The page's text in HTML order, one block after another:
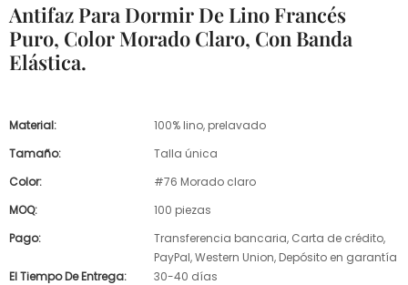
Antifaz Para Dormir De Lino Francés
Puro, Color Morado Claro, Con Banda
Elástica.
Material:
100% lino, prelavado
Tamaño:
Talla única
Color:
#76 Morado claro
MOQ:
100 piezas
Pago:
Transferencia bancaria, Carta de crédito,
PayPal, Western Union, Depósito en garantía
El Tiempo De Entrega:
30-40 días